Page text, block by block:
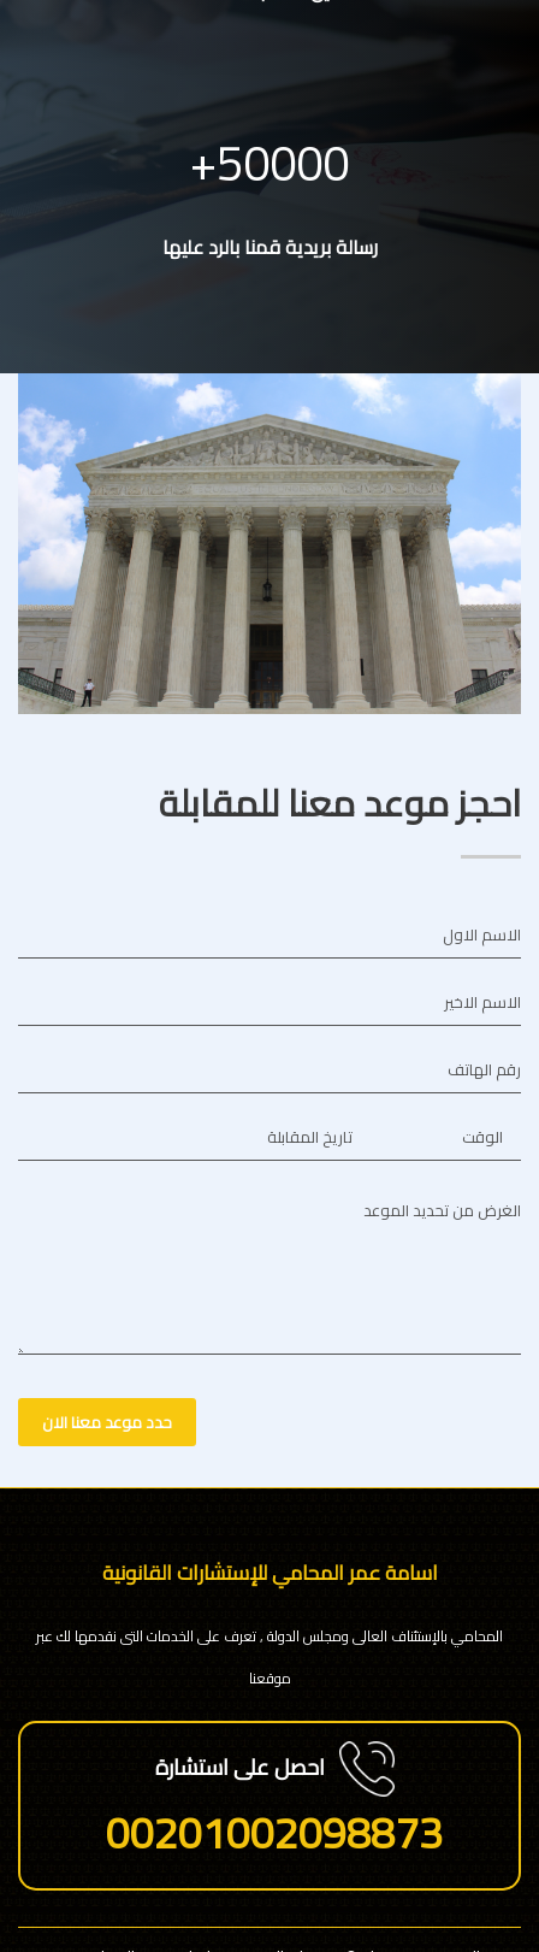
50000
رسالة بريدية قمنا بالرد عليها
احجز موعد معنا للمقابلة
الاسم الاول
الاسم الاخير
رقم الهاتف
تاريخ المقابلة الوقت
الغرض من تحديد الموعد
حدد موعد معنا الان
اسامة عمر المحامي للإستشارات القانونية
المحامي بالإستئناف العالى ومجلس الدولة , تعرف على الخدمات التى نقدمها لك عبر
موقعنا
احصل على استشارة
00201002098873